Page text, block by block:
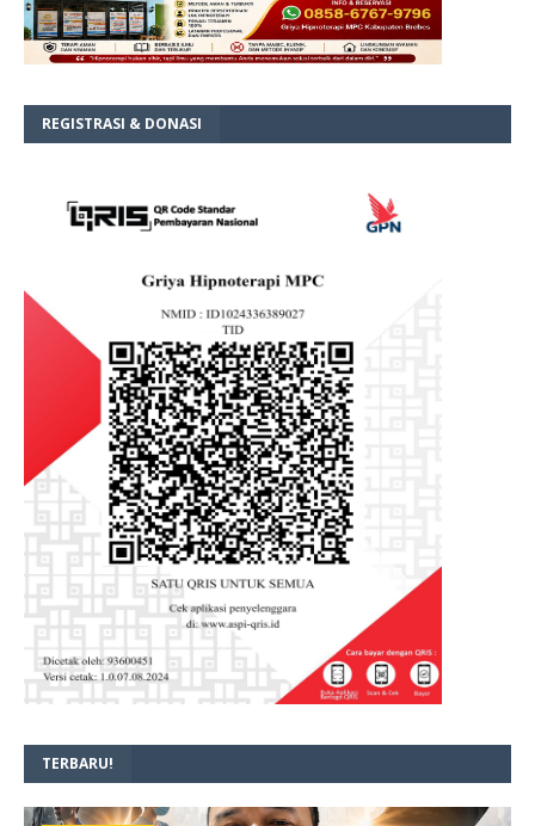
REGISTRASI & DONASI
TERBARU!